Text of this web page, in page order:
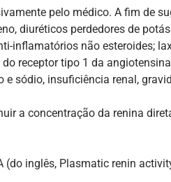
pelo médico. A fim de
diuréticos perdedores de
inflamatórios não esteroides;
receptor tipo 1 da
sódio, insuficiência renal,
a concentração da renina
inglês, Plasmatic renin